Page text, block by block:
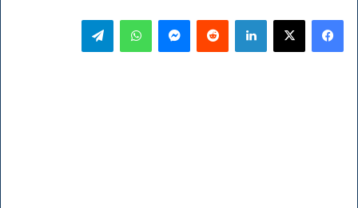
إلكترونيا
فيسبوك ‫X لينكدإن ماسنجر واتساب تيلقرام